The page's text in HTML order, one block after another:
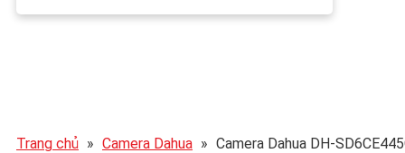
Trang chủ » Camera Dahua » Camera Dahua DH-